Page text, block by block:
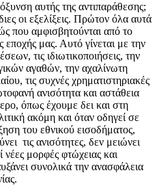
αυτής της αντιπαράθεσης;
οι εξελίξεις. Πρώτον όλα αυτά
που αμφισβητούνται από το
εποχής μας. Αυτό γίνεται με την
τις ιδιωτικοποιήσεις, την
αγαθών, την αχαλίνωτη
τις συχνές χρηματιστηριακές
ανισότητα και αστάθεια
όπως έχουμε δει και στη
ακόμη και όταν οδηγεί σε
του εθνικού εισοδήματος,
τις ανισότητες, δεν μειώνει
νέες μορφές φτώχειας και
συνολικά την ανασφάλεια